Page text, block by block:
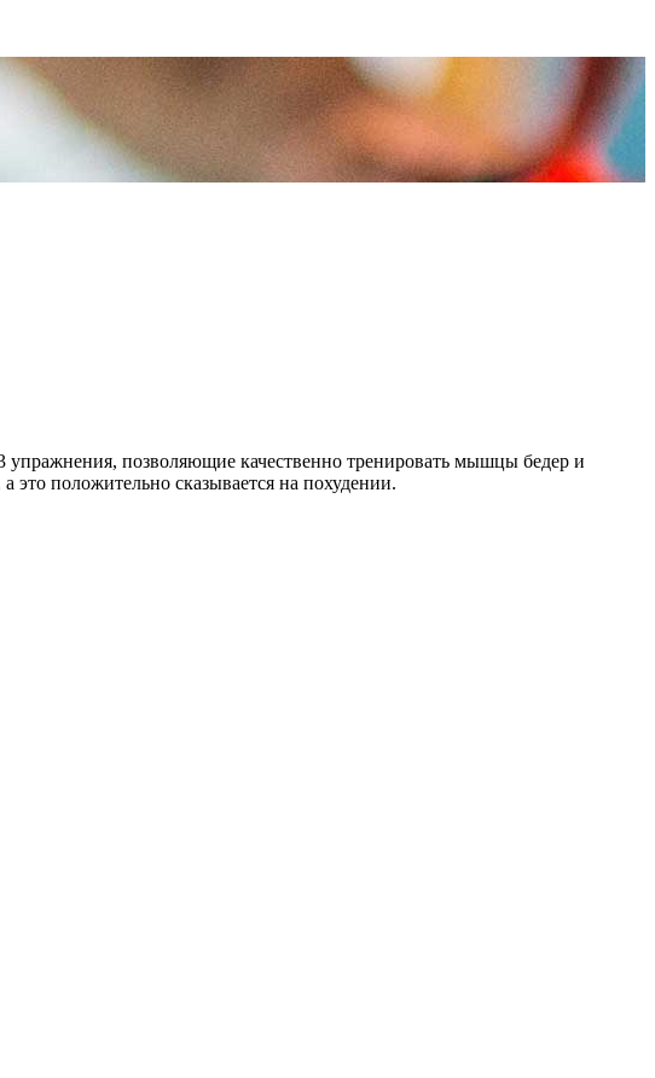
упражнения, позволяющие качественно тренировать мышцы бедер и
это положительно сказывается на похудении.